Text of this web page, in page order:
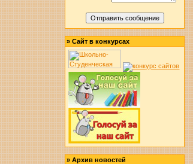
»Сайт в конкурсах
»Архив новостей